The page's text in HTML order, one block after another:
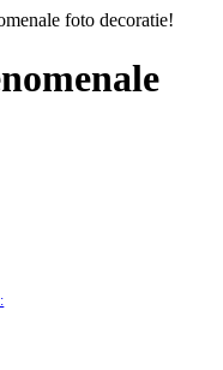
foto decoratie!